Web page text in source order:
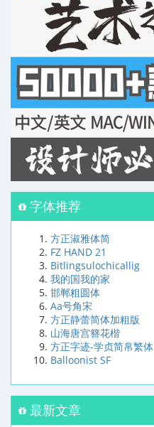
字体推荐
方正淑雅体简
FZ HAND 21
Bitlingsulochicallig
我的国我的家
邯郸粗圆体
Aa号角宋
方正静蕾简体加粗版
山海唐宫簪花楷
方正字迹-学贞简帛繁体
Balloonist SF
最新文章